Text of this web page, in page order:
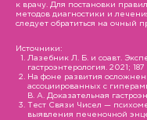
к врачу. Для постановки
методов диагностики и
следует обратиться на очный
Источники:
Лазебник Л. Б. и соавт.
гастроэнтерология. 2021;
На фоне развития
ассоциированных с
В. А. Доказательная
Тест Связи Чисел —
выявления печеночной